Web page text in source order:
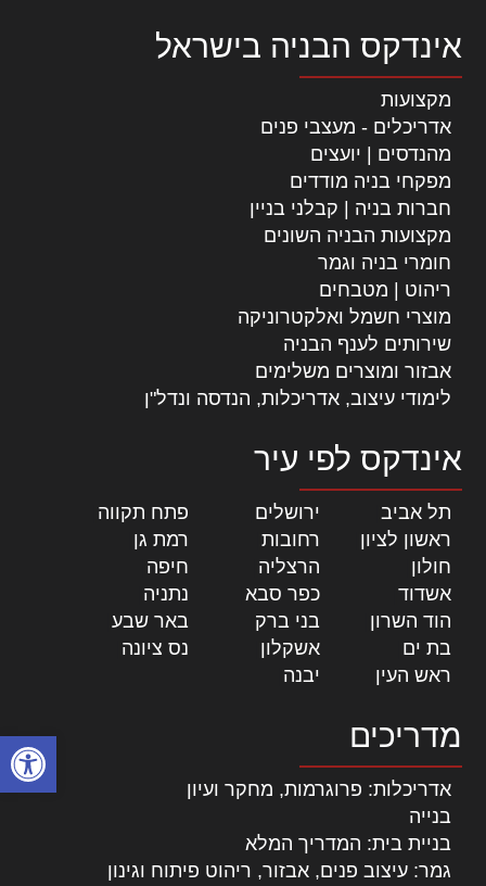
פתח
אינדקס הבניה בישראל
מקצועות
אדריכלים - מעצבי פנים
מהנדסים | יועצים
מפקחי בניה מודדים
חברות בניה | קבלני בניין
מקצועות הבניה השונים
חומרי בניה וגמר
ריהוט | מטבחים
מוצרי חשמל ואלקטרוניקה
שירותים לענף הבניה
אבזור ומוצרים משלימים
לימודי עיצוב, אדריכלות, הנדסה ונדל"ן
אינדקס לפי עיר
תל אביב ירושלים פתח תקווה
ראשון לציון
רחובות רמת גן
חולון
הרצליה חיפה
אשדוד
כפר סבא נתניה
הוד השרון
בני ברק באר שבע
בת ים
אשקלון נס ציונה
ראש העין
יבנה
מדריכים
אדריכלות: פרוגרמות, מחקר ועיון
בנייה
בניית בית: המדריך המלא
גמר: עיצוב פנים, אבזור, ריהוט פיתוח וגינון